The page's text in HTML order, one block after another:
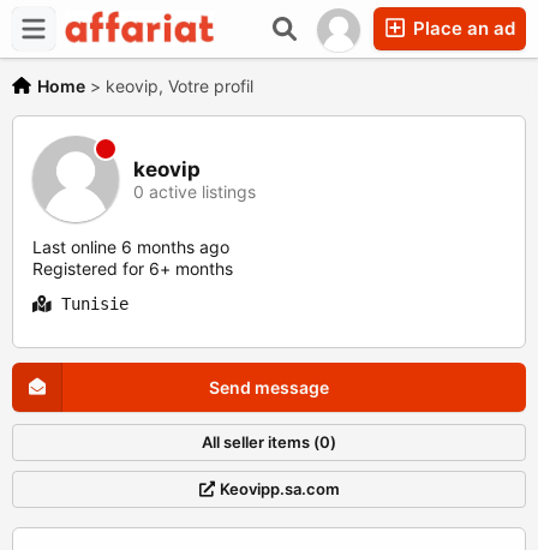
Place an ad
Home > keovip, Votre profil
keovip
0 active listings
Last online 6 months ago
Registered for 6+ months
Tunisie
Send message
All seller items (0)
Keovipp.sa.com